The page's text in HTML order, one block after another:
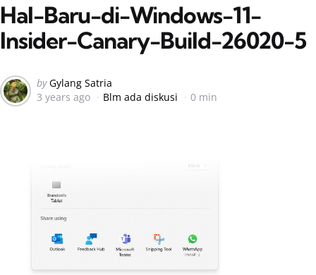
Hal-Baru-di-Windows-11-
Insider-Canary-Build-26020-5
Posted
by
by Gylang Satria
3 years ago
Blm ada diskusi 0 min